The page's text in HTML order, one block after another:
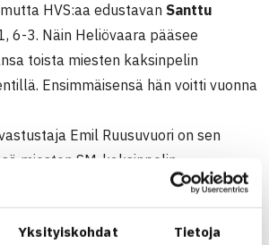
Yksityiskohdat Tietoja
HVS:aa edustavan Santtu
6-3. Näin Heliövaara pääsee
toista miesten kaksinpelin
Ensimmäisensä hän voitti vuonna
Emil Ruusuvuori on sen
miesten SM-kaksinpelin
kukisti välierissä 5.sijoitetun Smashin
ei ollut pelaamissaan kolmessa
erääkään. Ruusuvuori pelasi erien